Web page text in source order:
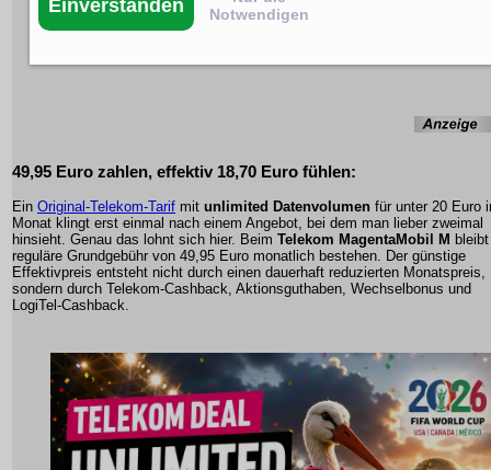
49,95 Euro zahlen, effektiv 18,70 Euro fühlen:
Ein Original-Telekom-Tarif mit unlimited Datenvolumen für unter 20 Euro
Monat klingt erst einmal nach einem Angebot, bei dem man lieber zweimal
hinsieht. Genau das lohnt sich hier. Beim Telekom MagentaMobil M
reguläre Grundgebühr von 49,95 Euro monatlich bestehen. Der günstige
Effektivpreis entsteht nicht durch einen dauerhaft reduzierten Monatspreis,
sondern durch Telekom-Cashback, Aktionsguthaben, Wechselbonus und
LogiTel-Cashback.
Einverstanden
Notwendigen